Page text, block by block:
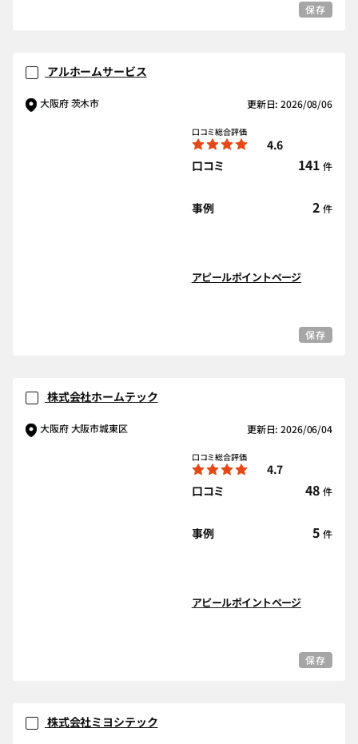
保存
アルホームサービス
大阪府 茨木市 更新日: 2026/08/06
口コミ総合評価
4.6
口コミ
141 件
事例 2 件
アピールポイントページ
保存
株式会社ホームテック
大阪府 大阪市城東区 更新日: 2026/06/04
口コミ総合評価
4.7
口コミ
48 件
事例 5 件
アピールポイントページ
保存
株式会社ミヨシテック